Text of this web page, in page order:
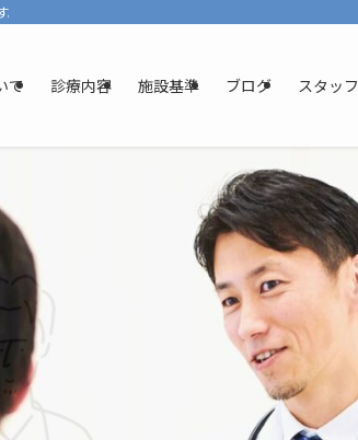
少しでもリラックスして診療を受けていただけるよ
て 診療内容 施設基準 ブログ スタッ